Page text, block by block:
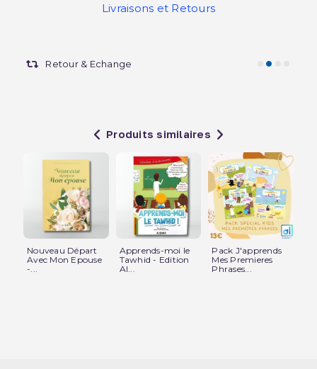
Livraisons et Retours
Retour & Echange
Produits similaires
Nouveau Départ
Avec Mon Epouse
-...
Apprends-moi le
Tawhid - Edition
Al...
Pack J'apprends
Mes Premieres
Phrases...